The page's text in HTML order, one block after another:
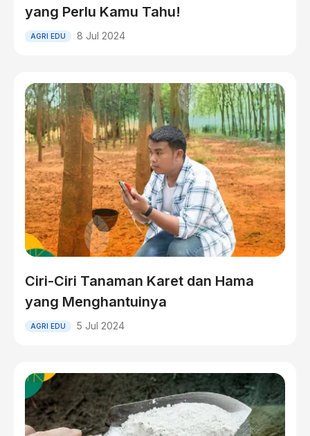
yang Perlu Kamu Tahu!
AGRI EDU 8 Jul 2024
Ciri-Ciri Tanaman Karet dan Hama
yang Menghantuinya
AGRI EDU 5 Jul 2024